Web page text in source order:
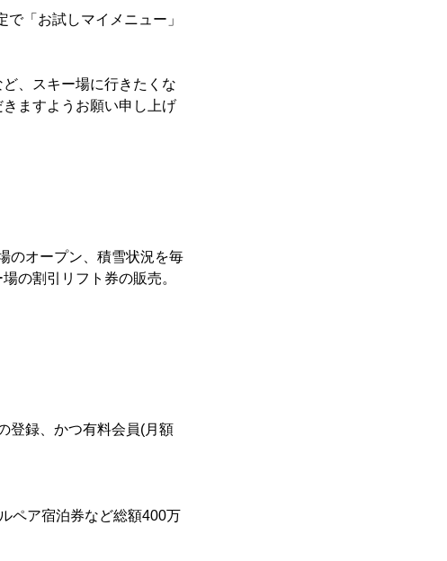
「お試しマイメニュー」
、スキー場に行きたくな
ますようお願い申し上げ
オープン、積雪状況を毎
の割引リフト券の販売。
登録、かつ有料会員(月額
ペア宿泊券など総額400万